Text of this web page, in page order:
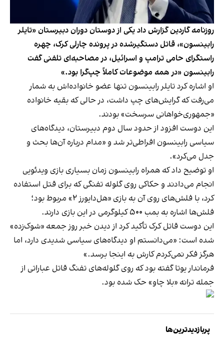
روزنامه گاردین گزارش داد یکی از دوستان دوران دبیرستان «تایلر
رابینسون»، قاتل دستگیرشده در پرونده چارلی کرک، چهره
راستگرای حامی ترامپ و اسرائیل، در مصاحبه‌ای تلفنی گفت
رابینسون «در همه موضوعات کاملاً چپ‌گرا بود.»
او اشاره کرد تایلر رابینسون تنها عضو خانواده‌اش به شمار
می‌رفت که گرایش‌های چپ داشت، در حالی که بقیه خانواده
«جمهوری‌خواهانی سرسخت» بودند.
این دوست افزود از حدود سال دوم دبیرستان، دیدگاه‌های
سیاسی رابینسون افراطی‌تر شد و «مدام درباره آن‌ها بحث و
جدل می‌کرد».
او توضیح داد که همراه رابینسون زمان بسیاری بازی ویدئویی
انجام می‌دادند و حکاکی روی گلوله تفنگی که برای قتل استفاده
کرد، با فلش‌های روی آن به بازی «هل‌دایورز ۲» مربوط بود؛
فلش‌ها اشاره به بمب ۵۰۰ کیلوگرمی در این بازی دارند.
این دوست قاتل کرک تأکید کرد از دیدن خبر روز جمعه «شوک‌زده»
شده است: «می‌دانستم او دیدگاه‌های سیاسی شدیدی دارد، اما
هرگز فکر نمی‌کردم کارش به اینجا برسد.»
فرماندار یوتا گفته بود که روی گلوله‌های تفنگ قاتل عباراتی از
جمله ترانه «بلا چاو» حک شده بود.
پربازدیدترین‌ها